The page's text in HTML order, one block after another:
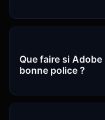
Que faire si
bonne police ?